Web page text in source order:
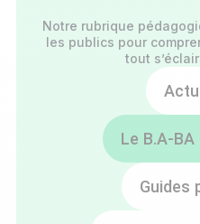
Notre rubrique
les publics pour
tout
Le B.A-
Guides